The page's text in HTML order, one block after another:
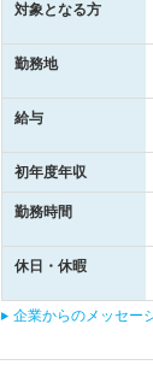
対象となる方
勤務地
給与
初年度年収
勤務時間
休日・休暇
企業からのメッセー